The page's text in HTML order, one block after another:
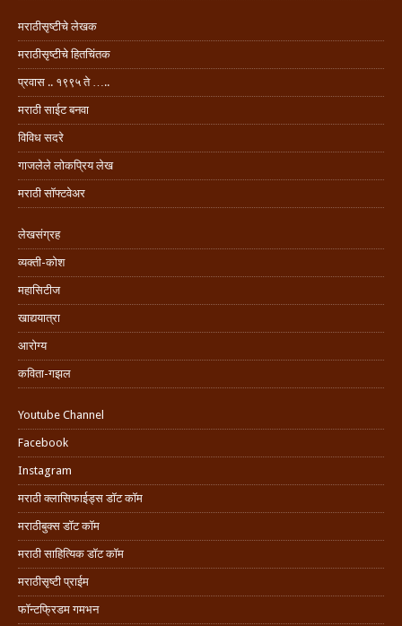
मराठीसृष्टीचे लेखक
मराठीसृष्टीचे हितचिंतक
प्रवास .. १९९५ ते …..
मराठी साईट बनवा
विविध सदरे
गाजलेले लोकप्रिय लेख
मराठी सॉफ्टवेअर
लेखसंग्रह
व्यक्ती-कोश
महासिटीज
खाद्ययात्रा
आरोग्य
कविता-गझल
Youtube Channel
Facebook
Instagram
मराठी क्लासिफाईड्स डॉट कॉम
मराठीबुक्स डॉट कॉम
मराठी साहित्यिक डॉट कॉम
मराठीसृष्टी प्राईम
फॉन्टफ्रिडम गमभन